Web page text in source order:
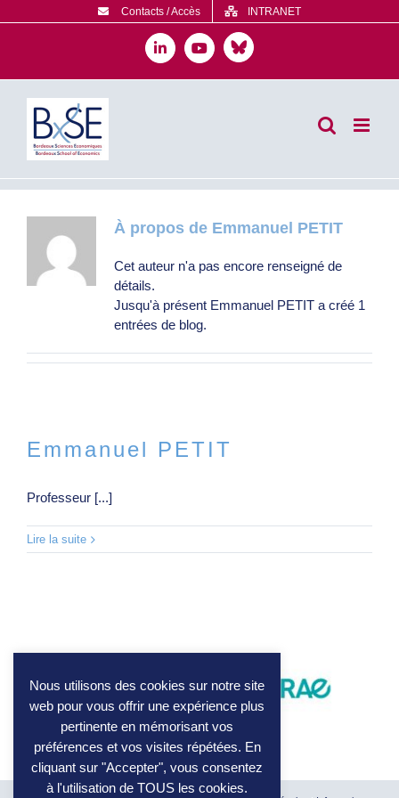
au
Contacts / Accès INTRANET
LinkedInYouTubeBluesky
À propos de Emmanuel PETIT
Cet auteur n'a pas encore renseigné de
détails.
Jusqu'à présent Emmanuel PETIT a créé 1
entrées de blog.
Emmanuel PETIT
Professeur [...]
Lire la suite
Nous utilisons des cookies sur notre site
web pour vous offrir une expérience plus
pertinente en mémorisant vos
préférences et vos visites répétées. En
cliquant sur "Accepter", vous consentez
à l'utilisation de TOUS les cookies.